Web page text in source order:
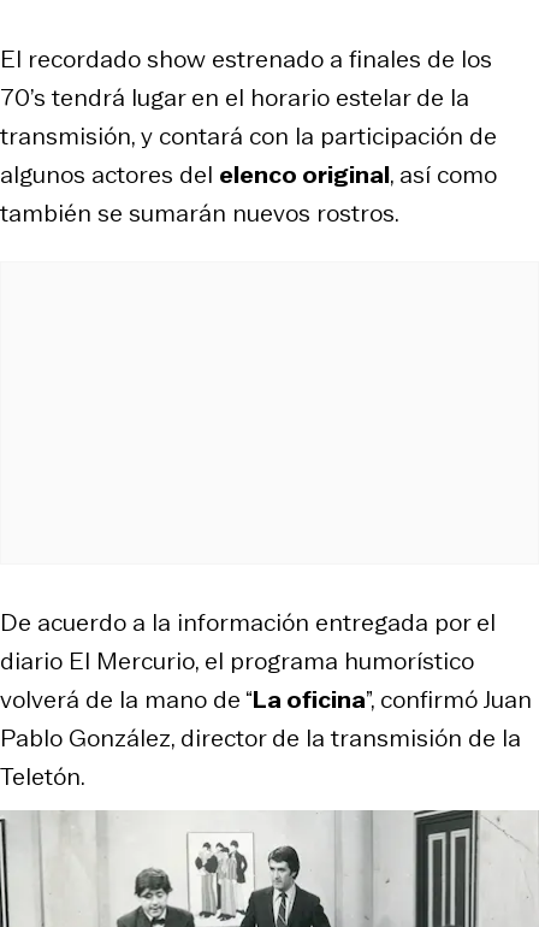
El recordado show estrenado a finales de los
70’s tendrá lugar en el horario estelar de la
transmisión, y contará con la participación de
algunos actores del elenco original, así como
también se sumarán nuevos rostros.
De acuerdo a la información entregada por el
diario El Mercurio, el programa humorístico
volverá de la mano de “La oficina”, confirmó Juan
Pablo González, director de la transmisión de la
Teletón.